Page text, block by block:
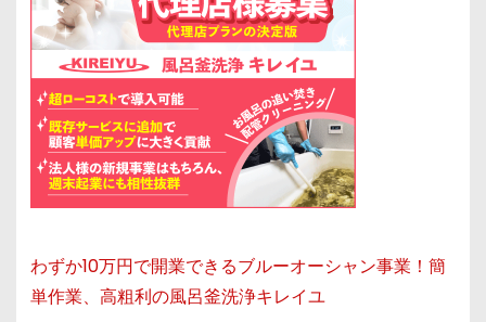
わずか10万円で開業できるブルーオーシャン事業！簡
単作業、高粗利の風呂釜洗浄キレイユ